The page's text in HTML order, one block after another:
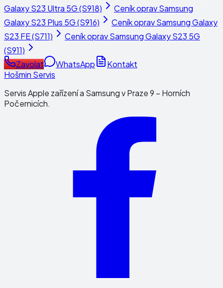
Galaxy S23 Ultra 5G (S918)
Ceník opravSamsung
Galaxy S23 Plus 5G (S916)
Ceník opravSamsung Galaxy
S23 FE (S711)
Ceník opravSamsung Galaxy S23 5G
(S911)
Zavolat
WhatsApp
Kontakt
Hošmin Servis
Servis Apple zařízení a Samsung v Praze 9 – Horních
Počernicích.